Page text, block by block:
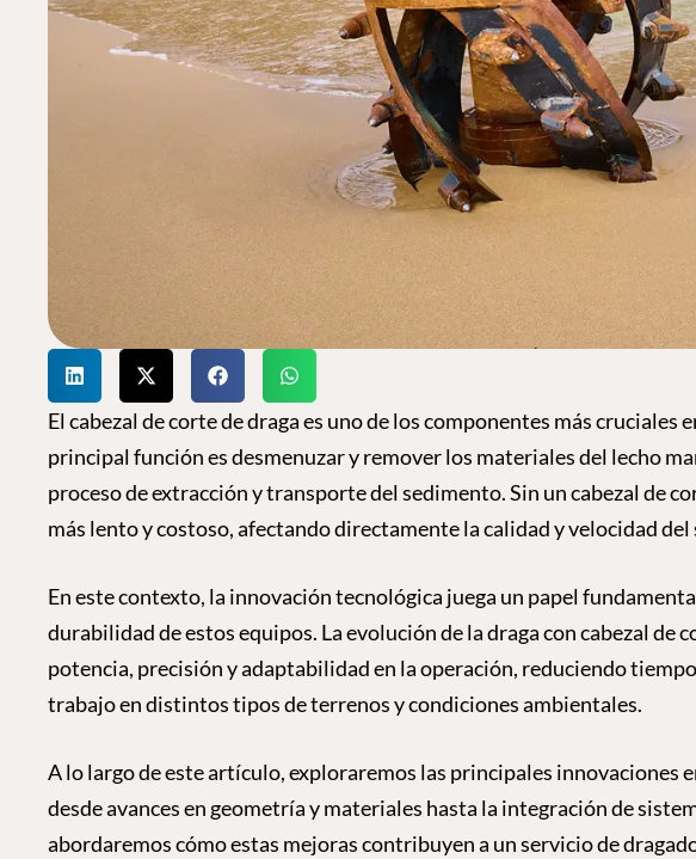
El cabezal de corte de draga es uno de los componentes más
principal función es desmenuzar y remover los materiales del lecho
proceso de extracción y transporte del sedimento. Sin un cabezal de
más lento y costoso, afectando directamente la calidad y velocidad del
En este contexto, la innovación tecnológica juega un papel
durabilidad de estos equipos. La evolución de la draga con cabezal
potencia, precisión y adaptabilidad en la operación, reduciendo
trabajo en distintos tipos de terrenos y condiciones ambientales.
A lo largo de este artículo, exploraremos las principales innovaciones
desde avances en geometría y materiales hasta la integración de
abordaremos cómo estas mejoras contribuyen a un servicio de